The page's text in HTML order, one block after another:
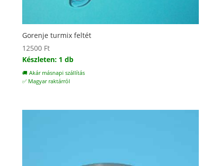
Gorenje turmix feltét
12500 Ft
Készleten: 1 db
🚚 Akár másnapi szállítás
✅ Magyar raktárról